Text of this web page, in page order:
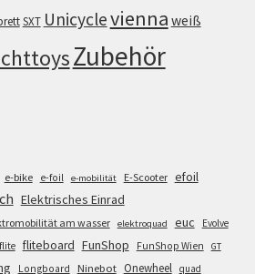
SXT Unicyclevienna weiß
Zubehör
e-bike e-foil e-mobilität E-Scooter efoil
Elektrisches Einrad
am wasser elektroquad euc
Evolve
flite fliteboard FunShop FunShop Wien GT
Longboard Ninebot Onewheel quad